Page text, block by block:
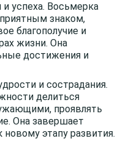
и успеха. Восьмерка
знаком,
благополучие и
жизни. Она
достижения и
и сострадания.
делиться
проявлять
Она завершает
этапу развития.